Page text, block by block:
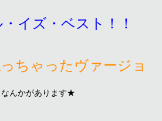
イズ・ベスト！！
ちゃったヴァージョ
なんかがあります★